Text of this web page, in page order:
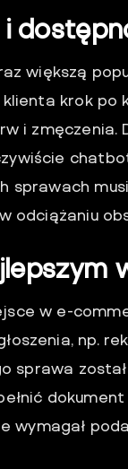
większą
krok po
i
sprawach
odciążaniu
w e-
np.
sprawa
wymagał